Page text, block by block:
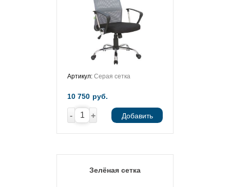
Артикул: Серая сетка
10 750 руб.
- + Добавить
Зелёная сетка